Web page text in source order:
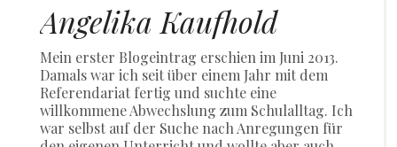
Angelika Kaufhold
Mein erster Blogeintrag erschien im Juni 2013.
Damals war ich seit über einem Jahr mit dem
Referendariat fertig und suchte eine
willkommene Abwechslung zum Schulalltag. Ich
war selbst auf der Suche nach Anregungen für